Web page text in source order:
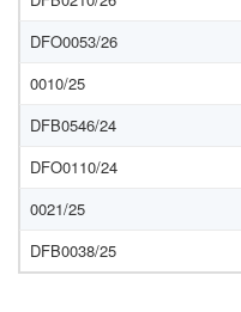
DFO0053/26
0010/25
DFB0546/24
DFO0110/24
0021/25
DFB0038/25